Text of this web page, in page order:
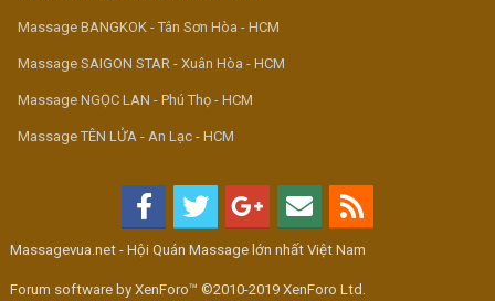
Massage BANGKOK - Tân Sơn Hòa - HCM
Massage SAIGON STAR - Xuân Hòa - HCM
Massage NGỌC LAN - Phú Thọ - HCM
Massage TÊN LỬA - An Lạc - HCM
Massagevua.net - Hội Quán Massage lớn nhất Việt Nam
Forum software by XenForo™ ©2010-2019 XenForo Ltd.